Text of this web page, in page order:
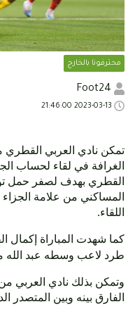
محترفونا بالخارج
تمكن نادي العربي
الغرافة في لقاء لحساب
القطري بهدف لصفر حمل
المساكني من علامة الجزاء
اللقاء.
كما شهدت المباراة إكمال
طرد لاعب وسطه عبد الله
وتمكن بذلك نادي العربي
الفارق بينه وبين المتصدر